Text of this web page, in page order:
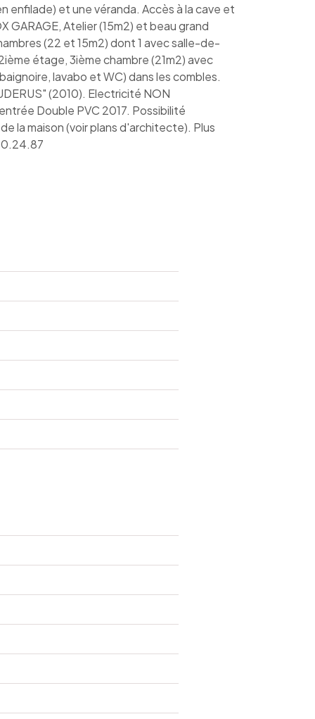
enfilade) et une véranda. Accès à la cave et
GARAGE, Atelier (15m2) et beau grand
(22 et 15m2) dont 1 avec salle-de-
étage, 3ième chambre (21m2) avec
lavabo et WC) dans les combles.
(2010). Electricité NON
Double PVC 2017. Possibilité
la maison (voir plans d'architecte). Plus